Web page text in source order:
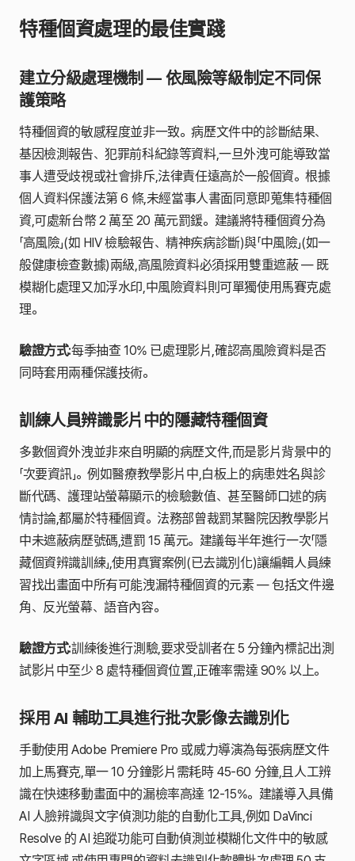
特種個資處理的最佳實踐
建立分級處理機制 — 依風險等級制定不同保
護策略
特種個資的敏感程度並非一致。病歷文件中的診斷結果、
基因檢測報告、犯罪前科紀錄等資料,一旦外洩可能導致當
事人遭受歧視或社會排斥,法律責任遠高於一般個資。根據
個人資料保護法第 6 條,未經當事人書面同意即蒐集特種個
資,可處新台幣 2 萬至 20 萬元罰鍰。建議將特種個資分為
「高風險」(如 HIV 檢驗報告、精神疾病診斷)與「中風險」(如一
般健康檢查數據)兩級,高風險資料必須採用雙重遮蔽 — 既
模糊化處理又加浮水印,中風險資料則可單獨使用馬賽克處
理。
驗證方式:每季抽查 10% 已處理影片,確認高風險資料是否
同時套用兩種保護技術。
訓練人員辨識影片中的隱藏特種個資
多數個資外洩並非來自明顯的病歷文件,而是影片背景中的
「次要資訊」。例如醫療教學影片中,白板上的病患姓名與診
斷代碼、護理站螢幕顯示的檢驗數值、甚至醫師口述的病
情討論,都屬於特種個資。法務部曾裁罰某醫院因教學影片
中未遮蔽病歷號碼,遭罰 15 萬元。建議每半年進行一次「隱
藏個資辨識訓練」,使用真實案例(已去識別化)讓編輯人員練
習找出畫面中所有可能洩漏特種個資的元素 — 包括文件邊
角、反光螢幕、語音內容。
驗證方式:訓練後進行測驗,要求受訓者在 5 分鐘內標記出測
試影片中至少 8 處特種個資位置,正確率需達 90% 以上。
採用 AI 輔助工具進行批次影像去識別化
手動使用 Adobe Premiere Pro 或威力導演為每張病歷文件
加上馬賽克,單一 10 分鐘影片需耗時 45-60 分鐘,且人工辨
識在快速移動畫面中的漏檢率高達 12-15%。建議導入具備
AI 人臉辨識與文字偵測功能的自動化工具,例如 DaVinci
Resolve 的 AI 追蹤功能可自動偵測並模糊化文件中的敏感